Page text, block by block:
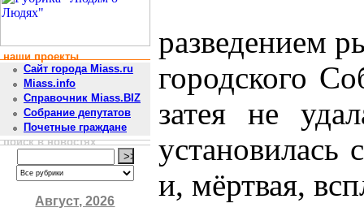
наши проекты
Сайт города Miass.ru
Miass.info
Справочник Miass.BIZ
Собрание депутатов
Почетные граждане
поиск в новостях
Август, 2026
разведением
городского
затея не
установилась
и, мёртвая,